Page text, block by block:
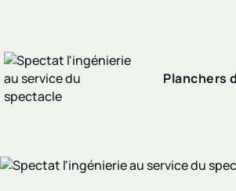
Planchers